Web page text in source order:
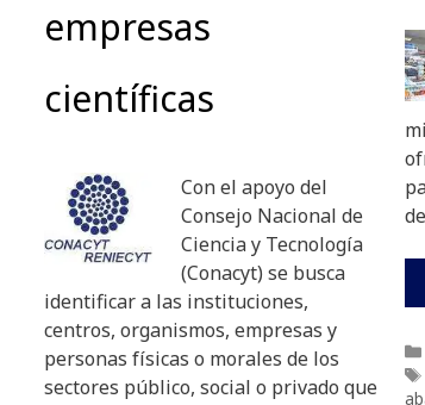
empresas
científicas
Con el apoyo del
Consejo Nacional de
Ciencia y Tecnología
(Conacyt) se busca
identificar a las instituciones,
centros, organismos, empresas y
personas físicas o morales de los
sectores público, social o privado que